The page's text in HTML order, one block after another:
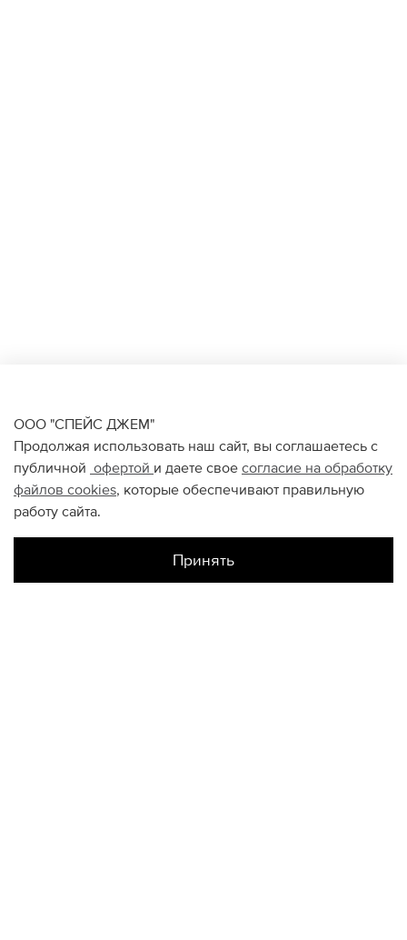
ООО "СПЕЙС ДЖЕМ"
Продолжая использовать наш сайт, вы соглашаетесь с
публичной офертой и даете свое согласие на обработку
файлов cookies, которые обеспечивают правильную
работу сайта.
Принять